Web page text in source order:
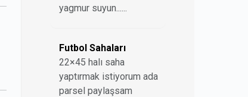
yagmur suyun......
Futbol Sahaları
22×45 halı saha
yaptırmak istiyorum ada
parsel paylaşsam